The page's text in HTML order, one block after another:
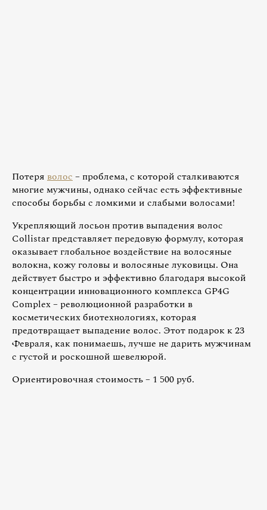
Потеря волос– проблема, с которой сталкиваются
многие мужчины, однако сейчас есть эффективные
способы борьбы с ломкими и слабыми волосами!
Укрепляющий лосьон против выпадения волос
Collistar представляет передовую формулу, которая
оказывает глобальное воздействие на волосяные
волокна, кожу головы и волосяные луковицы. Она
действует быстро и эффективно благодаря высокой
концентрации инновационного комплекса GP4G
Complex – революционной разработки в
косметических биотехнологиях, которая
предотвращает выпадение волос. Этот подарок к 23
Февраля, как понимаешь, лучше не дарить мужчинам
с густой и роскошной шевелюрой.
Ориентировочная стоимость – 1 500 руб.